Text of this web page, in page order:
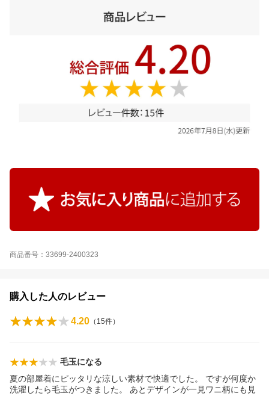
商品番号：33699-2400323
購入した人のレビュー
4.20 （ 15件）
毛玉になる
夏の部屋着にピッタリな涼しい素材で快適でした。 ですが何度か
洗濯したら毛玉がつきました。 あとデザインが一見ワニ柄にも見